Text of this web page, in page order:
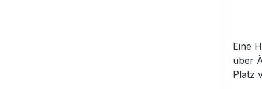
Eine
über
Platz